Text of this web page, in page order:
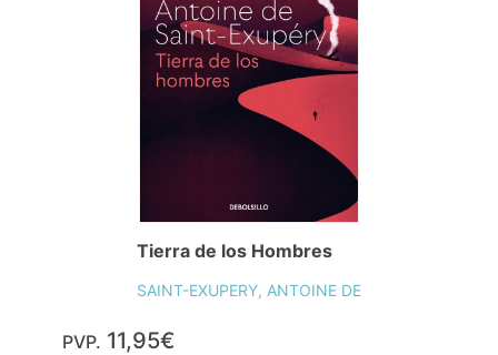
Tierra de los Hombres
SAINT-EXUPERY, ANTOINE DE
PVP. 11,95€